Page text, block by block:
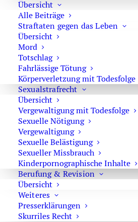
Übersicht
Alle Beiträge
Straftaten gegen das Leben
Übersicht
Mord
Totschlag
Fahrlässige Tötung
Körperverletzung mit Todesfolge
Sexualstrafrecht
Übersicht
Vergewaltigung mit Todesfolge
Sexuelle Nötigung
Vergewaltigung
Sexuelle Belästigung
Sexueller Missbrauch
Kinderpornographische Inhalte
Berufung & Revision
Übersicht
Weiteres
Presserklärungen
Skurriles Recht
imStrafbefehlsverfahren
vor demAmtsgericht und
in derBerufung
in derRevision (BGH und
Gerade im Ermittlungsverfahren
entscheidenden Weichen gestellt.
Verteidigung kann den Ausgang des
maßgeblich beeinflussen.
Ziel: Strafverfahren möglichst
In vielen Fällen kann eine
ausgerichtet sein, das Verfahren
Ermittlungsstadium zu beenden:
Einstellung mangels Tatverdachts
Einstellung gegen Auflagen (§ 153a